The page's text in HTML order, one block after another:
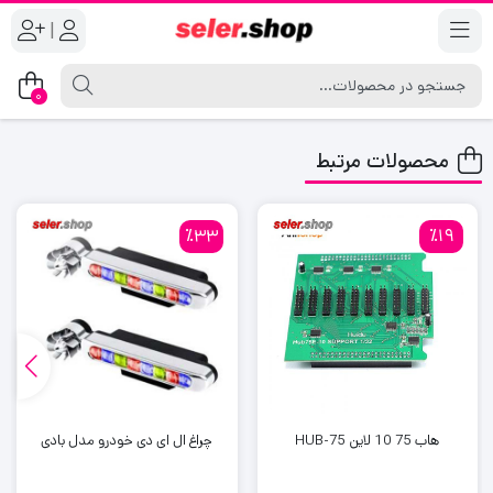
|
0
محصولات مرتبط
٪19
هاب 75 10 لاین HUB-75
٪33
چراغ ال ای دی خودرو مدل بادی